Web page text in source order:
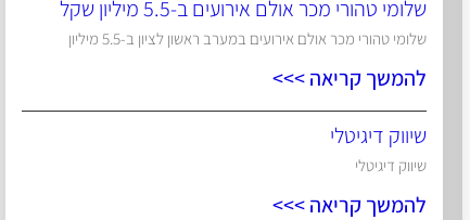
שלומי טהורי מכר אולם אירועים ב-5.5 מיליון שקל
שלומי טהורי מכר אולם אירועים במערב ראשון לציון ב-5.5 מיליון
להמשך קריאה >>>
שיווק דיגיטלי
שיווק דיגיטלי
להמשך קריאה >>>